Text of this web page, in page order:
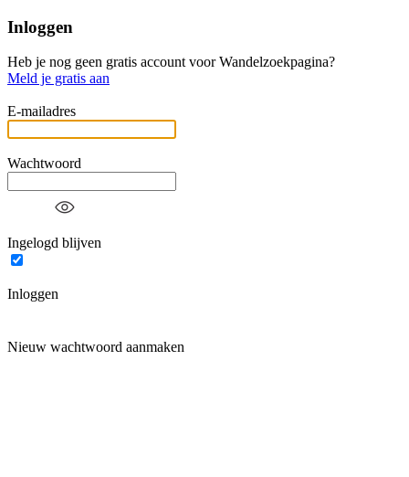
Inloggen
Heb je nog geen gratis account voor Wandelzoekpagina?
Meld je gratis aan
E-mailadres
Wachtwoord
Ingelogd blijven
Inloggen
Nieuw wachtwoord aanmaken